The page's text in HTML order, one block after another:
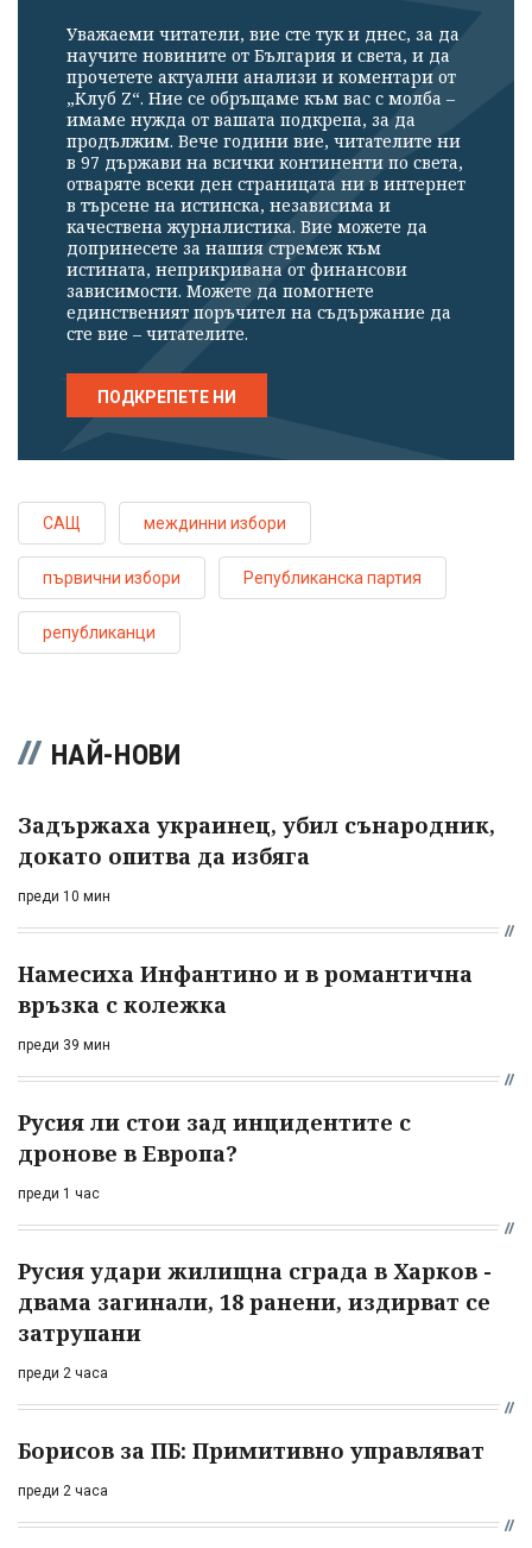
Уважаеми читатели, вие сте тук и днес, за да
научите новините от България и света, и да
прочетете актуални анализи и коментари от
„Клуб Z“. Ние се обръщаме към вас с молба –
имаме нужда от вашата подкрепа, за да
продължим. Вече години вие, читателите ни
в 97 държави на всички континенти по света,
отваряте всеки ден страницата ни в интернет
в търсене на истинска, независима и
качествена журналистика. Вие можете да
допринесете за нашия стремеж към
истината, неприкривана от финансови
зависимости. Можете да помогнете
единственият поръчител на съдържание да
сте вие – читателите.
ПОДКРЕПЕТЕ НИ
САЩ междинни избори
първични избори Републиканска партия
републиканци
НАЙ-НОВИ
Задържаха украинец, убил сънародник,
докато опитва да избяга
преди 10 мин
Намесиха Инфантино и в романтична
връзка с колежка
преди 39 мин
Русия ли стои зад инцидентите с
дронове в Европа?
преди 1 час
Русия удари жилищна сграда в Харков -
двама загинали, 18 ранени, издирват се
затрупани
преди 2 часа
Борисов за ПБ: Примитивно управляват
преди 2 часа